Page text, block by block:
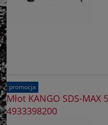
Młot KANGO SDS-
4933398200
promocja